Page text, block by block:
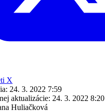
X
24. 3. 2022 7:59
aktualizácie: 24. 3. 2022 8:20
Huliačková